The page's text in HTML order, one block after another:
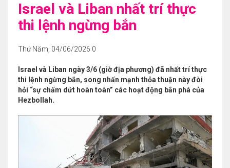
Israel và Liban nhất trí thực
thi lệnh ngừng bắn
Thứ Năm, 04/06/2026 0
Israel và Liban ngày 3/6 (giờ địa phương) đã nhất trí thực
thi lệnh ngừng bắn, song nhấn mạnh thỏa thuận này đòi
hỏi “sự chấm dứt hoàn toàn” các hoạt động bắn phá của
Hezbollah.